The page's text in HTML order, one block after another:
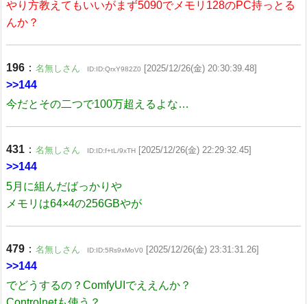
やり方教えてもいいがまず5090でメモリ128のPC持っとる
んか？
196 ： 名無しさん ID:ID:QrxY982Z0 [2025/12/26(金) 20:30:39.48]
>>144
今だとその二つで100万超えるよな…
431 ： 名無しさん ID:ID:f+tL/9xTH [2025/12/26(金) 22:29:32.45]
>>144
5月に組んだばっかりや
メモリは64×4の256GBやが
479 ： 名無しさん ID:ID:5Rs9xMoV0 [2025/12/26(金) 23:31:31.26]
>>144
でどうするの？ComfyUIでええんか？